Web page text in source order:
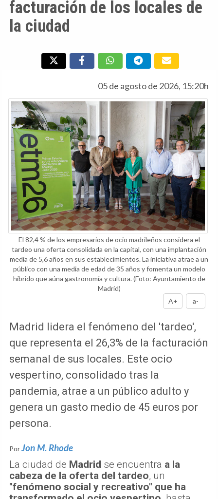
facturación de los locales de
la ciudad
05 de agosto de 2026, 15:20h
El 82,4 % de los empresarios de ocio madrileños considera el
tardeo una oferta consolidada en la capital, con una implantación
media de 5,6 años en sus establecimientos. La iniciativa atrae a un
público con una media de edad de 35 años y fomenta un modelo
híbrido que aúna gastronomía y cultura.(Foto: Ayuntamiento de
Madrid)
A+
a-
Madrid lidera el fenómeno del 'tardeo',
que representa el 26,3% de la facturación
semanal de sus locales. Este ocio
vespertino, consolidado tras la
pandemia, atrae a un público adulto y
genera un gasto medio de 45 euros por
persona.
PorJon M. Rhode
La ciudad de Madrid se encuentra a la
cabeza de la oferta del tardeo, un
"fenómeno social y recreativo" que ha